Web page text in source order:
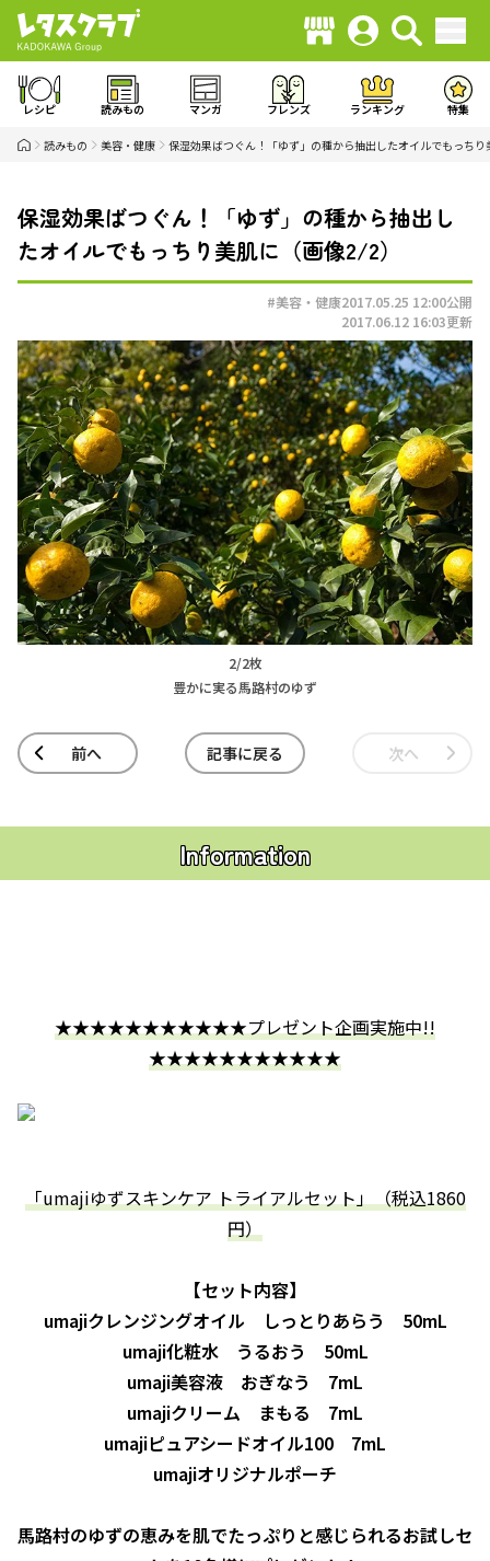
レシピ 読みもの マンガ フレンズ ランキング 特集
読みもの 美容・健康 保湿効果ばつぐん！「ゆず」の種から抽出したオイルでもっちり
保湿効果ばつぐん！「ゆず」の種から抽出し
たオイルでもっちり美肌に（画像2/2）
#美容・健康2017.05.25 12:00公開
2017.06.12 16:03更新
2/2枚
豊かに実る馬路村のゆず
前へ 記事に戻る 次へ
Information
★★★★★★★★★★★プレゼント企画実施中!!
★★★★★★★★★★★
「umajiゆずスキンケア トライアルセット」（税込1860
円）
【セット内容】
umajiクレンジングオイル しっとりあらう 50mL
umaji化粧水 うるおう 50mL
umaji美容液 おぎなう 7mL
umajiクリーム まもる 7mL
umajiピュアシードオイル100 7mL
umajiオリジナルポーチ
馬路村のゆずの恵みを肌でたっぷりと感じられるお試しセ